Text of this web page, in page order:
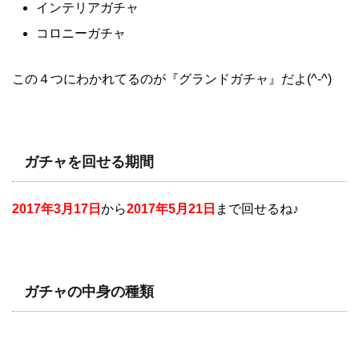
インテリアガチャ
コロニーガチャ
この４つにわかれてるのが『グランドガチャ』だよ(^-^)
ガチャを回せる期間
2017年3月17日 から2017年5月21日 まで回せるね♪
ガチャの中身の種類